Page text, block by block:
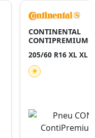
CONTINENTAL
205/60 R16 XL XL